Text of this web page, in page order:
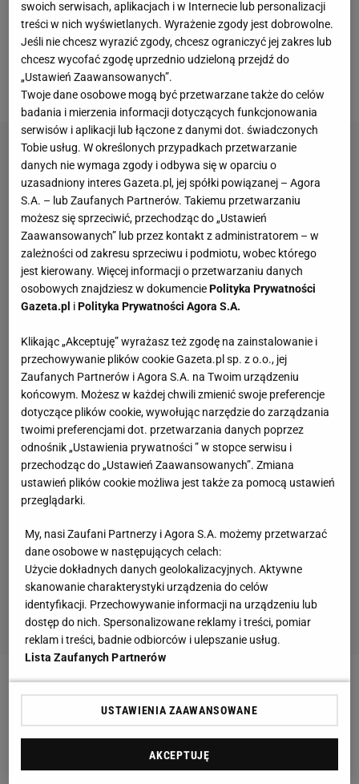
to udało im się to! Gole Neymara z rzutu wolnego i
rzutu karnego oraz trafienie Sergiego Roberto w
ostatnich sekundachgry, dały Barcelonie
niewiarygodny powrót i awans do ćwierćfinału LM.
Z radości oszalała Barcelona, w to co się tam
wydarzyło uwierzyć nie mogli kibice na całym
świecie. Niedowierzali też eksperci w jednej z
angielskich telewizji. Byli nimiRio Ferdinand
swoich serwisach, aplikacjach i w Internecie lub personalizacji
treści w nich wyświetlanych. Wyrażenie zgody jest dobrowolne.
Jeśli nie chcesz wyrazić zgody, chcesz ograniczyć jej zakres lub
chcesz wycofać zgodę uprzednio udzieloną przejdź do
„Ustawień Zaawansowanych”.
Twoje dane osobowe mogą być przetwarzane także do celów
badania i mierzenia informacji dotyczących funkcjonowania
serwisów i aplikacji lub łączone z danymi dot. świadczonych
Tobie usług. W określonych przypadkach przetwarzanie
danych nie wymaga zgody i odbywa się w oparciu o
uzasadniony interes Gazeta.pl, jej spółki powiązanej – Agora
S.A. – lub Zaufanych Partnerów. Takiemu przetwarzaniu
możesz się sprzeciwić, przechodząc do „Ustawień
Zaawansowanych” lub przez kontakt z administratorem – w
zależności od zakresu sprzeciwu i podmiotu, wobec którego
jest kierowany. Więcej informacji o przetwarzaniu danych
osobowych znajdziesz w dokumenciePolityka Prywatności
Gazeta.pl iPolityka Prywatności Agora S.A.
Klikając „Akceptuję” wyrażasz też zgodę na zainstalowanie i
przechowywanie plików cookie Gazeta.pl sp. z o.o., jej
Zaufanych Partnerów i Agora S.A. na Twoim urządzeniu
końcowym. Możesz w każdej chwili zmienić swoje preferencje
dotyczące plików cookie, wywołując narzędzie do zarządzania
twoimi preferencjami dot. przetwarzania danych poprzez
odnośnik „Ustawienia prywatności ” w stopce serwisu i
przechodząc do „Ustawień Zaawansowanych”. Zmiana
ustawień plików cookie możliwa jest także za pomocą ustawień
przeglądarki.
My, nasi Zaufani Partnerzy i Agora S.A. możemy przetwarzać
dane osobowe w następujących celach:
Użycie dokładnych danych geolokalizacyjnych. Aktywne
skanowanie charakterystyki urządzenia do celów
identyfikacji. Przechowywanie informacji na urządzeniu lub
dostęp do nich. Spersonalizowane reklamy i treści, pomiar
reklam i treści, badnie odbiorców i ulepszanie usług.
Lista Zaufanych Partnerów
USTAWIENIA ZAAWANSOWANE
AKCEPTUJĘ